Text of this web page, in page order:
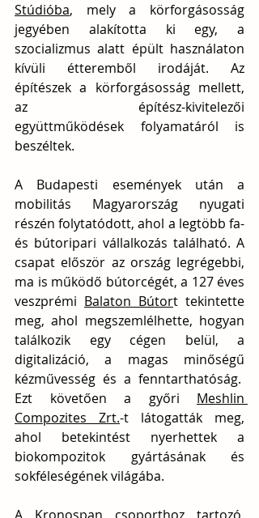
Stúdióba, mely a körforgásosság
jegyében alakította ki egy, a
szocializmus alatt épült használaton
kívüli étteremből irodáját. Az
építészek a körforgásosság mellett,
az építész-kivitelezői
együttműködések folyamatáról is
beszéltek.
A Budapesti események után a
mobilitás Magyarország nyugati
részén folytatódott, ahol a legtöbb fa-
és bútoripari vállalkozás található. A
csapat először az ország legrégebbi,
ma is működő bútorcégét, a 127 éves
veszprémi Balaton Bútort tekintette
meg, ahol megszemlélhette, hogyan
találkozik egy cégen belül, a
digitalizáció, a magas minőségű
kézművesség és a fenntarthatóság.
Ezt követően a győri Meshlin
Compozites Zrt.-t látogatták meg,
ahol betekintést nyerhettek a
biokompozitok gyártásának és
sokféleségének világába.